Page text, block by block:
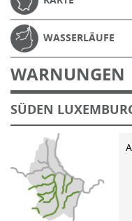
WASSERLÄUFE
WARNUNGEN
SÜDEN